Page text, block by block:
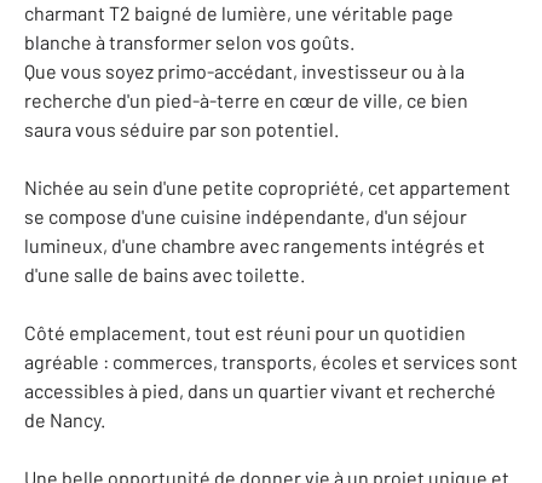
charmant T2 baigné de lumière, une véritable page
blanche à transformer selon vos goûts.
Que vous soyez primo-accédant, investisseur ou à la
recherche d'un pied-à-terre en cœur de ville, ce bien
saura vous séduire par son potentiel.
Nichée au sein d'une petite copropriété, cet appartement
se compose d'une cuisine indépendante, d'un séjour
lumineux, d'une chambre avec rangements intégrés et
d'une salle de bains avec toilette.
Côté emplacement, tout est réuni pour un quotidien
agréable : commerces, transports, écoles et services sont
accessibles à pied, dans un quartier vivant et recherché
de Nancy.
Une belle opportunité de donner vie à un projet unique et